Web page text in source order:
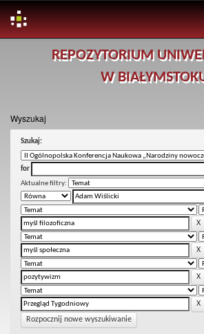
REPOZYTORIUM
W
Wyszukaj
Szukaj:
for
Aktualne filtry:
Rozpocznij nowe wyszukiwanie